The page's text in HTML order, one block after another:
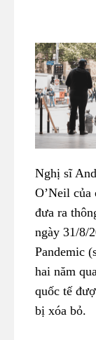
Nghị sĩ
O’Neil của
đưa ra
ngày 31/8/
Pandemic
hai năm
quốc tế
bị xóa bỏ.